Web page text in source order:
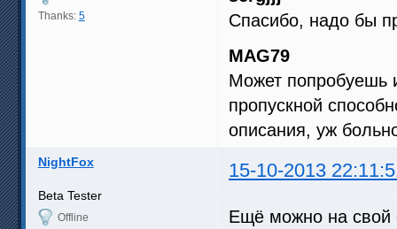
Thanks: 5
Спасибо, надо бы
MAG79
Может попробуешь
пропускной
описания, уж
NightFox 15-10-2013
Beta Tester
Offline
Ещё можно на свой